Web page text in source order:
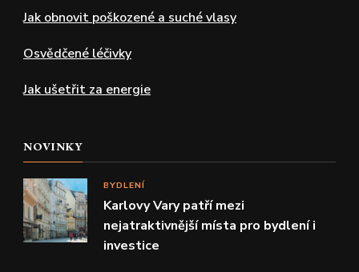
Jak obnovit poškozené a suché vlasy
Osvědčené léčivky
Jak ušetřit za energie
NOVINKY
BYDLENÍ
Karlovy Vary patří mezi
nejatraktivnější místa pro bydlení i
investice